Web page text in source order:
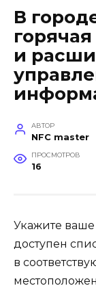
В
и
АВТОР
NFC master
ПРОСМОТРОВ
16
Укажите
доступен
в